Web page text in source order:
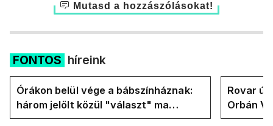
Mutasd a hozzászólásokat!
FONTOS híreink
Órákon belül vége a bábszínháznak:
három jelölt közül "választ" ma
államfőt a Tisza-frakció
Rovar
Orbán
felelős a